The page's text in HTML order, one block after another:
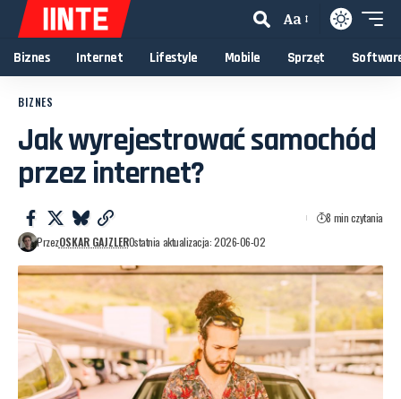
Aa
Biznes Internet Lifestyle Mobile Sprzęt
BIZNES
Jak wyrejestrować samochód
przez internet?
PrzezOSKAR GAJZLEROstatnia aktualizacja: 2026-06-02
8 min czytania